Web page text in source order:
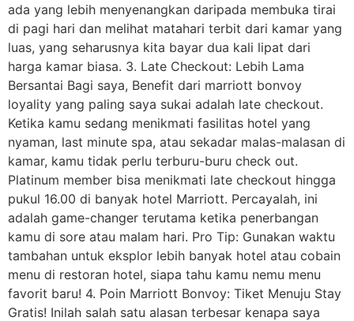
ada yang lebih menyenangkan daripada membuka tirai
di pagi hari dan melihat matahari terbit dari kamar yang
luas, yang seharusnya kita bayar dua kali lipat dari
harga kamar biasa. 3. Late Checkout: Lebih Lama
Bersantai Bagi saya, Benefit dari marriott bonvoy
loyality yang paling saya sukai adalah late checkout.
Ketika kamu sedang menikmati fasilitas hotel yang
nyaman, last minute spa, atau sekadar malas-malasan di
kamar, kamu tidak perlu terburu-buru check out.
Platinum member bisa menikmati late checkout hingga
pukul 16.00 di banyak hotel Marriott. Percayalah, ini
adalah game-changer terutama ketika penerbangan
kamu di sore atau malam hari. Pro Tip: Gunakan waktu
tambahan untuk eksplor lebih banyak hotel atau cobain
menu di restoran hotel, siapa tahu kamu nemu menu
favorit baru! 4. Poin Marriott Bonvoy: Tiket Menuju Stay
Gratis! Inilah salah satu alasan terbesar kenapa saya